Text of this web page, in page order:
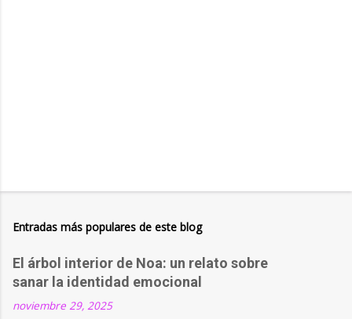
Entradas más populares de este blog
El árbol interior de Noa: un relato sobre
sanar la identidad emocional
noviembre 29, 2025